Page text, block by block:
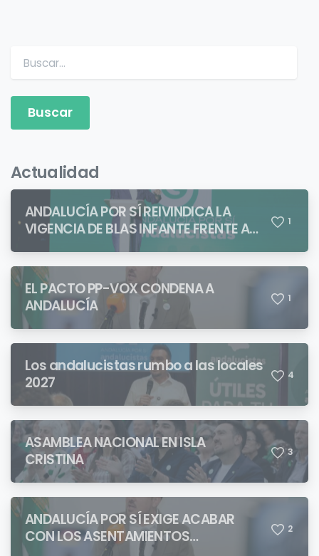
Buscar:
Actualidad
ANDALUCÍA POR SÍ REIVINDICA LA
VIGENCIA DE BLAS INFANTE FRENTE A
QUIENES PRETENDEN NEGAR LA
IDENTIDAD ANDALUZA
1
EL PACTO PP-VOX CONDENA A
ANDALUCÍA
1
Los andalucistas rumbo a las locales
2027
4
ASAMBLEA NACIONAL EN ISLA
CRISTINA
3
ANDALUCÍA POR SÍ EXIGE ACABAR
CON LOS ASENTAMIENTOS
2